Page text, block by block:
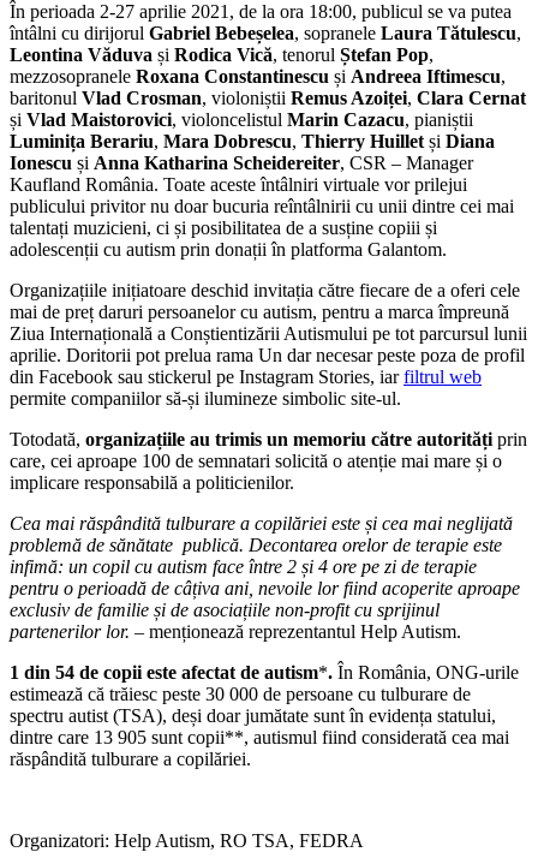
În perioada 2-27 aprilie 2021, de la ora 18:00, publicul se va putea
întâlni cu dirijorul Gabriel Bebeșelea, sopranele Laura Tătulescu,
Leontina Văduva și Rodica Vică, tenorul Ștefan Pop,
mezzosopranele Roxana Constantinescu și Andreea Iftimescu,
baritonul Vlad Crosman, violoniștii Remus Azoiței, Clara Cernat
și Vlad Maistorovici, violoncelistul Marin Cazacu, pianiștii
Luminița Berariu, Mara Dobrescu, Thierry Huillet și Diana
Ionescu și Anna Katharina Scheidereiter, CSR – Manager
Kaufland România. Toate aceste întâlniri virtuale vor prilejui
publicului privitor nu doar bucuria reîntâlnirii cu unii dintre cei mai
talentați muzicieni, ci și posibilitatea de a susține copiii și
adolescenții cu autism prin donații în platforma Galantom.
Organizațiile inițiatoare deschid invitația către fiecare de a oferi cele
mai de preț daruri persoanelor cu autism, pentru a marca împreună
Ziua Internațională a Conștientizării Autismului pe tot parcursul lunii
aprilie. Doritorii pot prelua rama Un dar necesar peste poza de profil
din Facebook sau stickerul pe Instagram Stories, iarfiltrul web
permite companiilor să-și ilumineze simbolic site-ul.
Totodată, organizațiile au trimis un memoriu către autorități prin
care, cei aproape 100 de semnatari solicită o atenție mai mare și o
implicare responsabilă a politicienilor.
Cea mai răspândită tulburare a copilăriei este și cea mai neglijată
problemă de sănătate publică. Decontarea orelor de terapie este
infimă: un copil cu autism face între 2 și 4 ore pe zi de terapie
pentru o perioadă de câțiva ani, nevoile lor fiind acoperite aproape
exclusiv de familie și de asociațiile non-profit cu sprijinul
partenerilor lor. – menționează reprezentantul Help Autism.
1 din 54 de copii este afectat de autism*. În România, ONG-urile
estimează că trăiesc peste 30 000 de persoane cu tulburare de
spectru autist (TSA), deși doar jumătate sunt în evidența statului,
dintre care 13 905 sunt copii**, autismul fiind considerată cea mai
răspândită tulburare a copilăriei.
Organizatori: Help Autism, RO TSA, FEDRA